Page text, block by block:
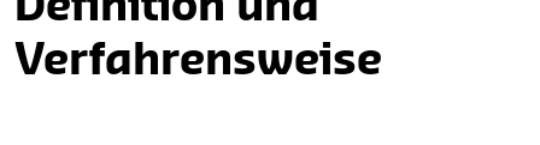
Verfahrensweise